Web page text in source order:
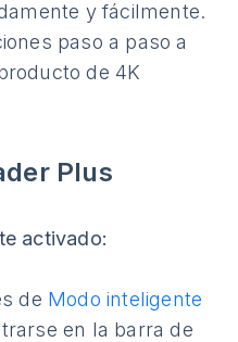
y fácilmente.
paso a paso a
de 4K
Plus
activado:
de Modo inteligente
en la barra de